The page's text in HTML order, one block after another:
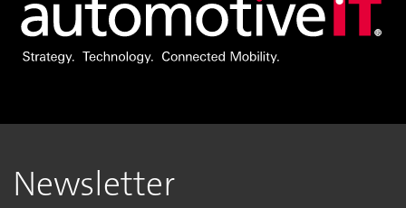
Newsletter